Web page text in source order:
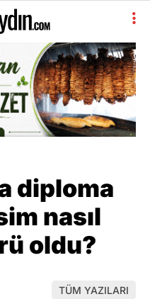
diploma
nasıl
oldu?
TÜM YAZILARI